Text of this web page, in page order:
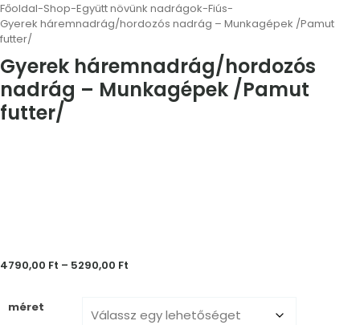
Főoldal-Shop-Együtt növünk nadrágok-Fiús-
Gyerek háremnadrág/hordozós nadrág – Munkagépek /Pamut
futter/
Gyerek háremnadrág/hordozós
nadrág – Munkagépek /Pamut
futter/
4790,00 Ft – 5290,00 Ft
5290,00 Ft
méret